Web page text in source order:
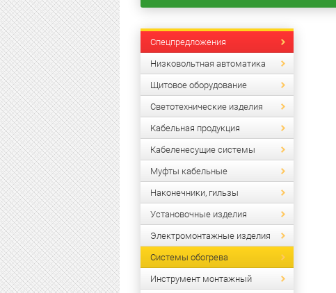
Спецпредложения
Низковольтная автоматика
Щитовое оборудование
Светотехнические изделия
Кабельная продукция
Кабеленесущие системы
Муфты кабельные
Наконечники, гильзы
Установочные изделия
Электромонтажные изделия
Системы обогрева
Инструмент монтажный